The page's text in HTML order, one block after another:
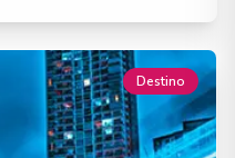
Destino